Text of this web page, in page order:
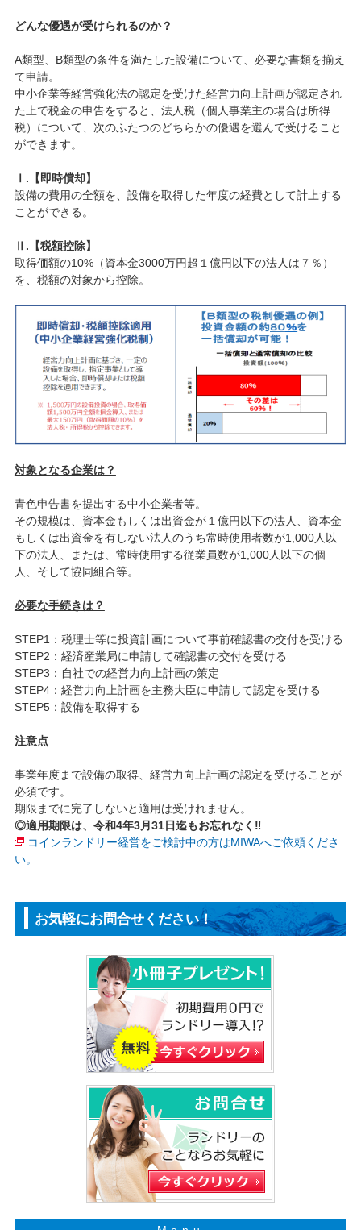
どんな優遇が受けられるのか？
A類型、B類型の条件を満たした設備について、必要な書類を揃え
て申請。
中小企業等経営強化法の認定を受けた経営力向上計画が認定され
た上で税金の申告をすると、法人税（個人事業主の場合は所得
税）について、次のふたつのどちらかの優遇を選んで受けること
ができます。
Ⅰ.【即時償却】
設備の費用の全額を、設備を取得した年度の経費として計上する
ことができる。
Ⅱ.【税額控除】
取得価額の10%（資本金3000万円超１億円以下の法人は７％）
を、税額の対象から控除。
対象となる企業は？
青色申告書を提出する中小企業者等。
その規模は、資本金もしくは出資金が１億円以下の法人、資本金
もしくは出資金を有しない法人のうち常時使用者数が1,000人以
下の法人、または、常時使用する従業員数が1,000人以下の個
人、そして協同組合等。
必要な手続きは？
STEP1：税理士等に投資計画について事前確認書の交付を受ける
STEP2：経済産業局に申請して確認書の交付を受ける
STEP3：自社での経営力向上計画の策定
STEP4：経営力向上計画を主務大臣に申請して認定を受ける
STEP5：設備を取得する
注意点
事業年度まで設備の取得、経営力向上計画の認定を受けることが
必須です。
期限までに完了しないと適用は受けれません。
◎適用期限は、令和4年3月31日迄もお忘れなく‼
コインランドリー経営をご検討中の方はMIWAへご依頼くださ
い。
お気軽にお問合せください！